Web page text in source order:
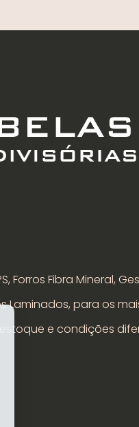
Forros Fibra Mineral,
Laminados, para os
e condições